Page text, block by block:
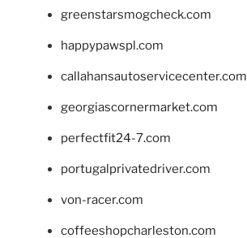
greenstarsmogcheck.com
happypawspl.com
callahansautoservicecenter.com
georgiascornermarket.com
perfectfit24-7.com
portugalprivatedriver.com
von-racer.com
coffeeshopcharleston.com